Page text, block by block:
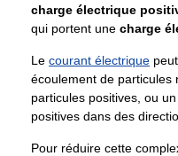
charge électrique
qui portent une charge
Le courant électrique
écoulement de particules
particules positives, ou
positives dans des
Pour réduire cette